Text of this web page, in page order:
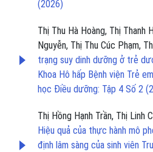
(2026)
Thị Thu Hà Hoàng, Thị Thanh
Nguyễn, Thị Thu Cúc Phạm,
trạng suy dinh dưỡng ở trẻ
Khoa Hô hấp Bệnh viện Trẻ
học Điều dưỡng: Tập 4 Số 2
Thị Hồng Hạnh Trần, Thị Linh
Hiệu quả của thực hành mô
định lâm sàng của sinh viên